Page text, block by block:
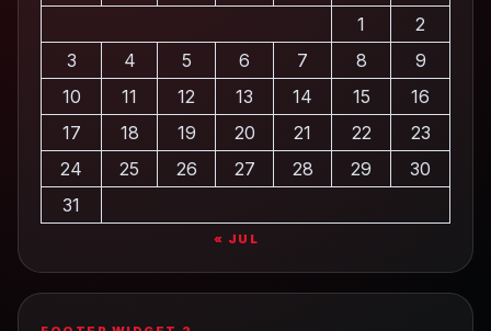
1
2
3
4 5 6 7 8
9
10
11 12 13 14 15
16
17
18 19 20 21 22
23
24
25 26 27 28 29
30
31
« JUL